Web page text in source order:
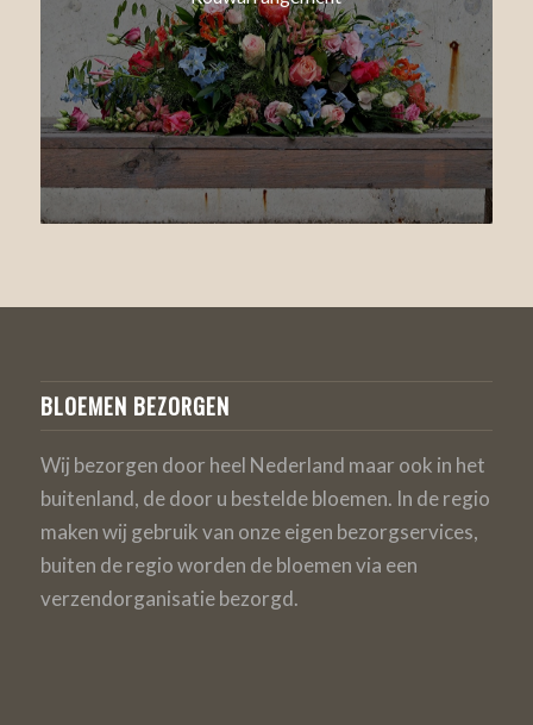
BLOEMEN BEZORGEN
Wij bezorgen door heel Nederland maar ook in het
buitenland, de door u bestelde bloemen. In de regio
maken wij gebruik van onze eigen bezorgservices,
buiten de regio worden de bloemen via een
verzendorganisatie bezorgd.